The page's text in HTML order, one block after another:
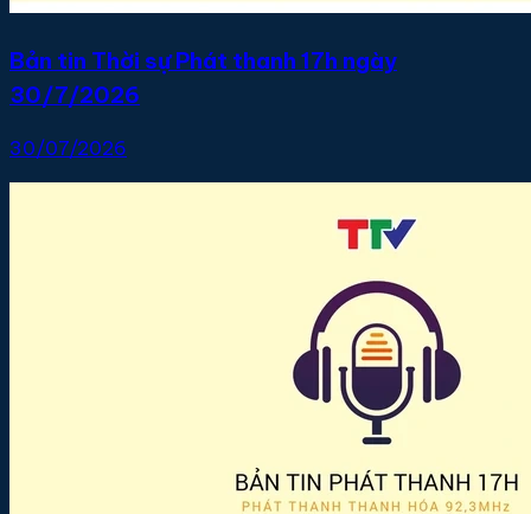
Bản tin Thời sự Phát thanh 17h ngày
30/7/2026
30/07/2026